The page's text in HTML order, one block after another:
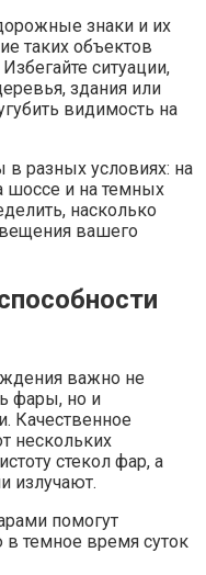
знаки и их
таких объектов
ситуации,
здания или
видимость на
в разных условиях: на
шоссе и на темных
насколько
вашего
важно не
фары, но и
Качественное
нескольких
стекол фар, а
излучают.
помогут
темное время суток